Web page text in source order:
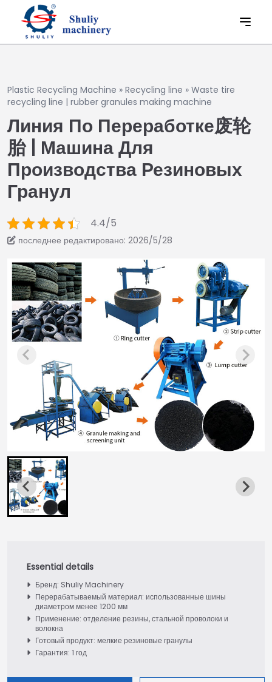
Plastic Recycling Machine » Recycling line » Waste tire
recycling line | rubber granules making machine
Линия По Переработке废轮
胎 | Машина Для
Производства Резиновых
Гранул
4.4/5
последнее редактировано: 2026/5/28
Бренд: Shuliy Machinery
Перерабатываемый материал: использованные шины
диаметром менее 1200 мм
Применение: отделение резины, стальной проволоки и
волокна
Готовый продукт: мелкие резиновые гранулы
Гарантия: 1 год